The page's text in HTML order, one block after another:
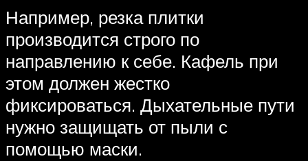
Например, резка плитки
производится строго по
направлению к себе. Кафель при
этом должен жестко
фиксироваться. Дыхательные пути
нужно защищать от пыли с
помощью маски.